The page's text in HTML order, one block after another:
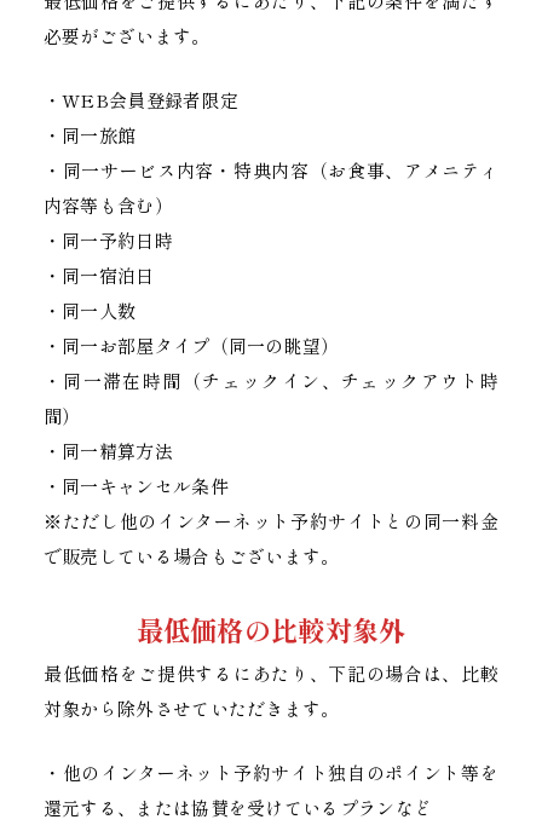
必要がございます。
・WEB会員登録者限定
・同一旅館
・同一サービス内容・特典内容（お食事、アメニティ
内容等も含む）
・同一予約日時
・同一宿泊日
・同一人数
・同一お部屋タイプ（同一の眺望）
・同一滞在時間（チェックイン、チェックアウト時
間）
・同一精算方法
・同一キャンセル条件
※ただし他のインターネット予約サイトとの同一料金
で販売している場合もございます。
最低価格の比較対象外
最低価格をご提供するにあたり、下記の場合は、比較
対象から除外させていただきます。
・他のインターネット予約サイト独自のポイント等を
還元する、または協賛を受けているプランなど